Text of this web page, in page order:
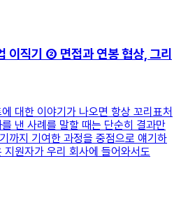
이직기 ② 면접과 연봉 협상, 그리
대한 이야기가 나오면 항상 꼬리표처
낸 사례를 말할 때는 단순히 결과만
까지 기여한 과정을 중점으로 얘기하
원자가 우리 회사에 들어와서도